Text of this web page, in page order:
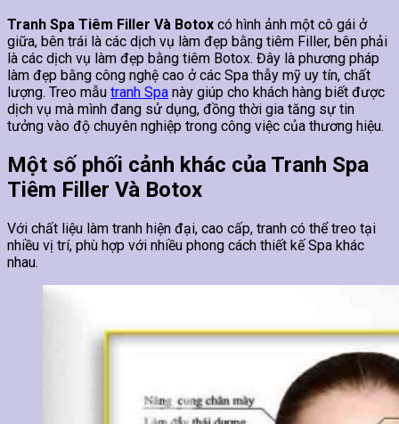
Tranh Spa Tiêm Filler Và Botox có hình ảnh một cô gái ở
giữa, bên trái là các dịch vụ làm đẹp bằng tiêm Filler, bên phải
là các dịch vụ làm đẹp bằng tiêm Botox. Đây là phương pháp
làm đẹp bằng công nghệ cao ở các Spa thẫy mỹ uy tín, chất
lượng. Treo mẫu tranh Spa này giúp cho khách hàng biết được
dịch vụ mà mình đang sử dụng, đồng thời gia tăng sự tin
tưởng vào độ chuyên nghiệp trong công việc của thương hiệu.
Một số phối cảnh khác của Tranh Spa
Tiêm Filler Và Botox
Với chất liệu làm tranh hiện đại, cao cấp, tranh có thể treo tại
nhiều vị trí, phù hợp với nhiều phong cách thiết kế Spa khác
nhau.